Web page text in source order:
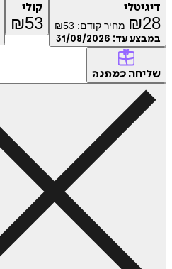
דיגיטלי
₪28 מחיר קודם: ₪53
במבצע עד: 31/08/2026
קולי
₪53
שליחה כמתנה